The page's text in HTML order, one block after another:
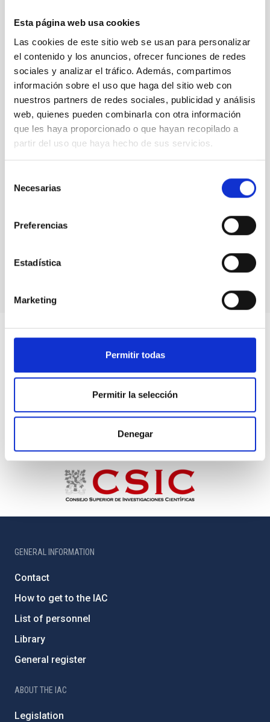
Esta página web usa cookies
Las cookies de este sitio web se usan para personalizar
el contenido y los anuncios, ofrecer funciones de redes
sociales y analizar el tráfico. Además, compartimos
información sobre el uso que haga del sitio web con
nuestros partners de redes sociales, publicidad y análisis
web, quienes pueden combinarla con otra información
que les haya proporcionado o que hayan recopilado a
partir del uso que haya hecho de sus servicios.
Necesarias
Preferencias
Estadística
Marketing
Permitir todas
Permitir la selección
Denegar
Las Cumbres Observatory, a global telescope network
GONG
GENERAL INFORMATION
Contact
How to get to the IAC
List of personnel
Library
General register
ABOUT THE IAC
Legislation